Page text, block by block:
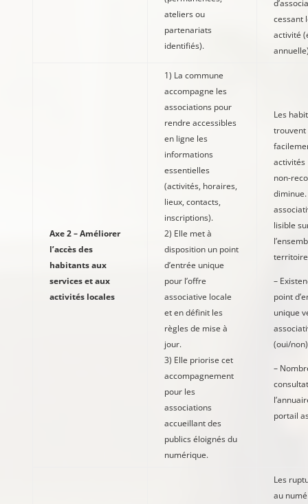
ateliers ou
partenariats
identifiés).
cessant
activité
Axe 2 – Améliorer
l’accès des
habitants aux
services et aux
activités locales
1) La commune
accompagne les
associations pour
rendre accessibles
en ligne les
informations
essentielles
(activités, horaires,
lieux, contacts,
inscriptions).
2) Elle met à
disposition un point
d’entrée unique
pour l’offre
associative locale
et en définit les
règles de mise à
jour.
3) Elle priorise cet
accompagnement
pour les
associations
accueillant des
publics éloignés du
numérique.
Les
trouvent
activités
non-
diminue.
lisible
–
point
unique
(oui/non)
–
portail
Les
au